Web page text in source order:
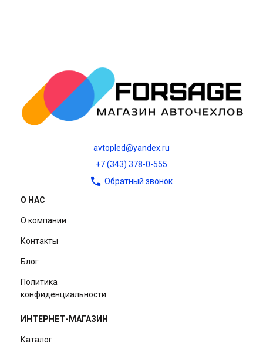
avtopled@yandex.ru
+7 (343) 378-0-555
Обратный звонок
О НАС
О компании
Контакты
Блог
Политика
конфиденциальности
ИНТЕРНЕТ-МАГАЗИН
Каталог